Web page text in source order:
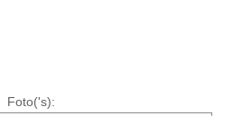
Foto('s):